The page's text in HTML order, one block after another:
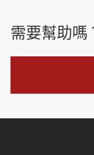
需要幫助嗎